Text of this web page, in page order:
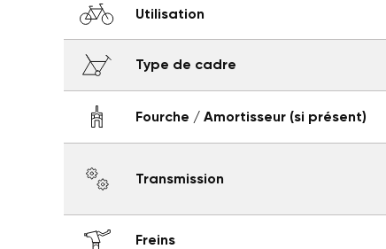
Utilisation
Type de cadre
Fourche / Amortisseur (si présent)
Transmission
Freins